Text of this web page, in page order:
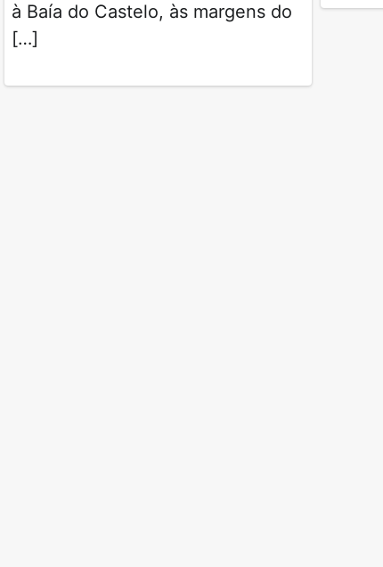
à Baía do Castelo, às margens do
[…]